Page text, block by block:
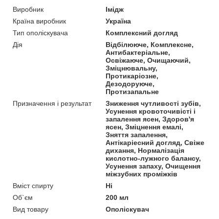
Виробник
Імідж
Країна виробник
Україна
Тип ополіскувача
Комплексний догляд
Дія
Відбілююче, Комплексне,
Антибактеріальне,
Освіжаюче, Очищаючий,
Зміцнювальну,
Протикаріозне,
Дезодоруюче,
Протизапальне
Призначення і результат
Зниження чутливості зубів,
Усунення кровоточивісті і
запалення ясен, Здоров'я
ясен, Зміцнення емалі,
Зняття запалення,
Антікаріесний догляд, Свіже
дихання, Нормалізація
кислотно-лужного балансу,
Усунення запаху, Очищення
міжзубних проміжків
Вміст спирту
Ні
Об`єм
200 мл
Вид товару
Ополіскувач